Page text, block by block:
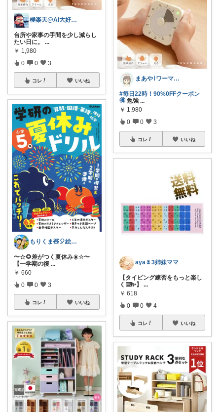
極楽天@AI大好きおじさんｗ
台所や家事の手間を少し減らし
たい日に。 ...
￥ 1,980
0 0 3
コレ いいね
もりくま🧸🎈絵本他👍上限中🙇
〜☆🌻差がつく夏休み☀️☆〜
【一学期の復 ...
￥ 660
0 0 3
コレ いいね
まあや⌇ワーママの暮らしとインテリア𓍯
#毎日22時！90%0FFクーポン
🉐 勉強 ...
￥ 1,980
0 0 3
コレ いいね
aya🌷3姉妹ママ
【タイピング練習をもっと楽し
く⌨️✨】 ...
￥ 618
0 0 4
コレ いいね